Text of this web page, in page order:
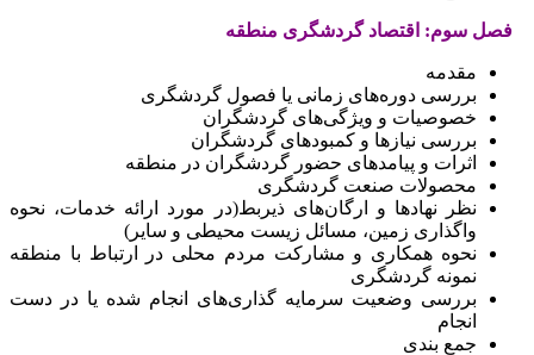
فصل سوم: اقتصاد گردشگری منطقه
مقدمه
بررسی دوره‌های زمانی یا فصول گردشگری
خصوصیات و ویژگی‌های گردشگران
بررسی نیازها و کمبودهای گردشگران
اثرات و پیامدهای حضور گردشگران در منطقه
محصولات صنعت گردشگری
نظر نهادها و ارگان‌های ذیربط(در مورد ارائه خدمات، نحوه
واگذاری زمین، مسائل زیست محیطی و سایر)
نحوه همکاری و مشارکت مردم محلی در ارتباط با منطقه
نمونه گردشگری
بررسی وضعیت سرمایه گذاری‌های انجام شده یا در دست
انجام
جمع بندی